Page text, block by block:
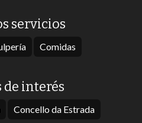
de interés
Concello da Estrada
servicios
Comidas